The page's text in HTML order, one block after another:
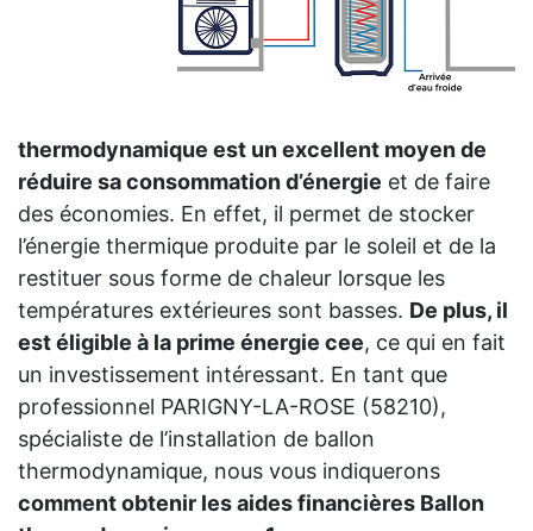
thermodynamique est un excellent moyen de
réduire sa consommation d’énergie et de faire
des économies. En effet, il permet de stocker
l’énergie thermique produite par le soleil et de la
restituer sous forme de chaleur lorsque les
températures extérieures sont basses. De plus, il
est éligible à la prime énergie cee, ce qui en fait
un investissement intéressant. En tant que
professionnel PARIGNY-LA-ROSE (58210),
spécialiste de l’installation de ballon
thermodynamique, nous vous indiquerons
comment obtenir les aides financières Ballon